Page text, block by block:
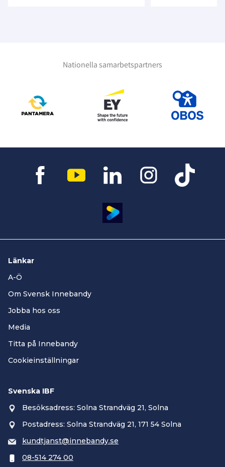
Nationella samarbetspartners
Länkar
A-Ö
Om Svensk Innebandy
Jobba hos oss
Media
Titta på Innebandy
Cookieinställningar
Svenska IBF
Besöksadress: Solna Strandväg 21, Solna
Postadress: Solna Strandväg 21, 171 54 Solna
kundtjanst@innebandy.se
08-514 274 00